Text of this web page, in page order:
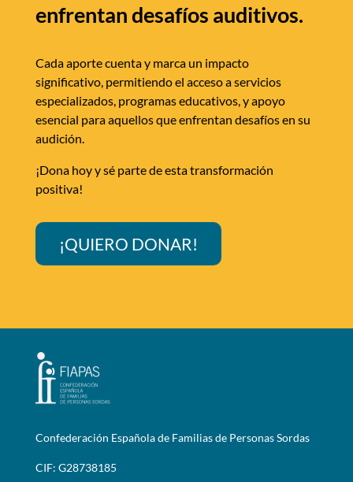
enfrentan desafíos auditivos.
Cada aporte cuenta y marca un impacto
significativo, permitiendo el acceso a servicios
especializados, programas educativos, y apoyo
esencial para aquellos que enfrentan desafíos en su
audición.
¡Dona hoy y sé parte de esta transformación
positiva!
¡QUIERO DONAR!
Confederación Española de Familias de Personas Sordas
CIF: G28738185